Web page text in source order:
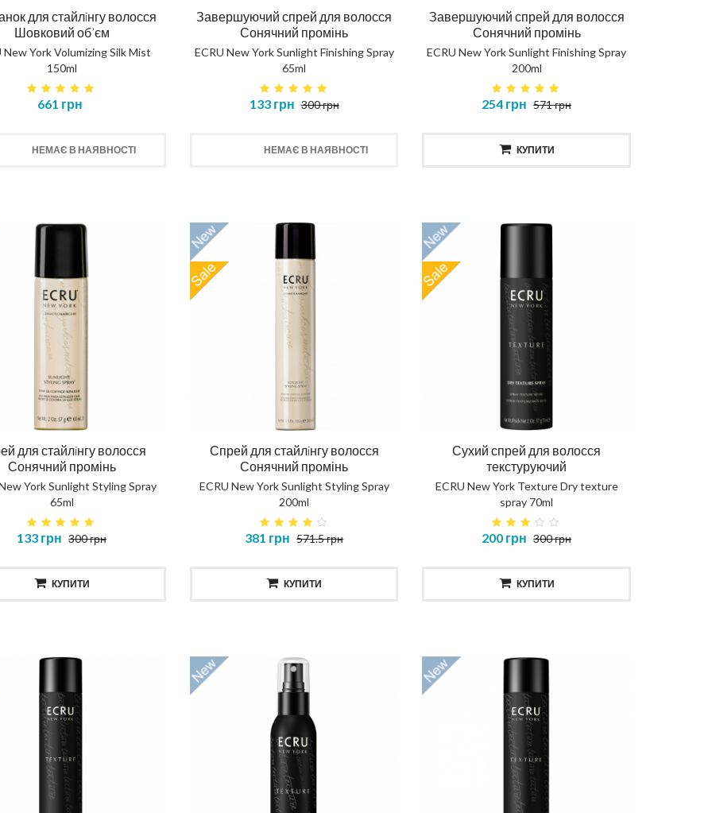
КУПИТИ OHANIC REPAIR SHAMPOO
КУПИТИ
806 грн
КУПИТИ
вода для кучерів Маска глибоке відновлення Термальний захист для волосся
для стайлiнгу волосся
Шовковий об’єм
New York Volumizing Silk Mist
150ml
661 грн
НЕМАЄ В НАЯВНОСТІ
Завершуючий спрей для волосся
Сонячний промінь
ECRU New York Sunlight Finishing Spray
65ml
133 грн 300 грн
НЕМАЄ В НАЯВНОСТІ
Завершуючий спрей для волосся
Сонячний промінь
ECRU New York Sunlight Finishing Spray
200ml
254 грн 571 грн
КУПИТИ
для стайлiнгу волосся
Сонячний промінь
York Sunlight Styling Spray
65ml
133 грн 300 грн
КУПИТИ
Спрей для стайлiнгу волосся
Сонячний промінь
ECRU New York Sunlight Styling Spray
200ml
381 грн 571.5 грн
КУПИТИ
Сухий спрей для волосся
текстуруючий
ECRU New York Texture Dry texture
spray 70ml
200 грн 300 грн
КУПИТИ